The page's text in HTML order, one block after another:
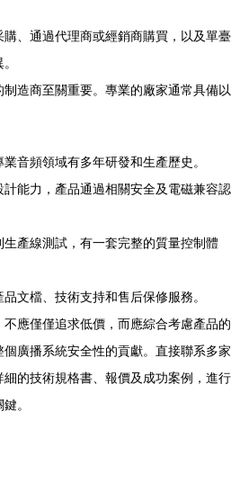
購、通過代理商或經銷商購買，以及單臺
制造商至關重要。專業的廠家通常具備以
業音頻領域有多年研發和生產歷史。
計能力，產品通過相關安全及電磁兼容認
生產線測試，有一套完整的質量控制體
品文檔、技術支持和售后保修服務。
不應僅僅追求低價，而應綜合考慮產品的
廣播系統安全性的貢獻。直接聯系多家
的技術規格書、報價及成功案例，進行
。